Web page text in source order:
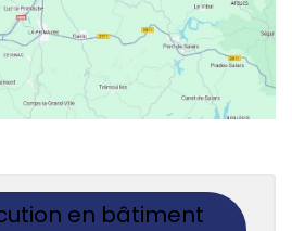
en bâtiment